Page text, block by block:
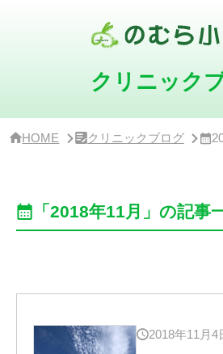
クリニック
HOME クリニックブログ
「2018年11月」の記事
2018年11月4